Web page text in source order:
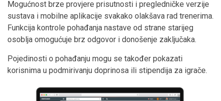
Mogućnost brze provjere prisutnosti i pregledničke verzije
sustava i mobilne aplikacije svakako olakšava rad trenerima.
Funkcija kontrole pohađanja nastave od strane starijeg
osoblja omogućuje brz odgovor i donošenje zaključaka.
Pojedinosti o pohađanju mogu se također pokazati
korisnima u podmirivanju doprinosa ili stipendija za igrače.